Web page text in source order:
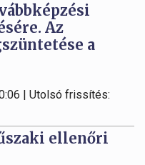
Az
a
| Utolsó frissítés:
ellenőri